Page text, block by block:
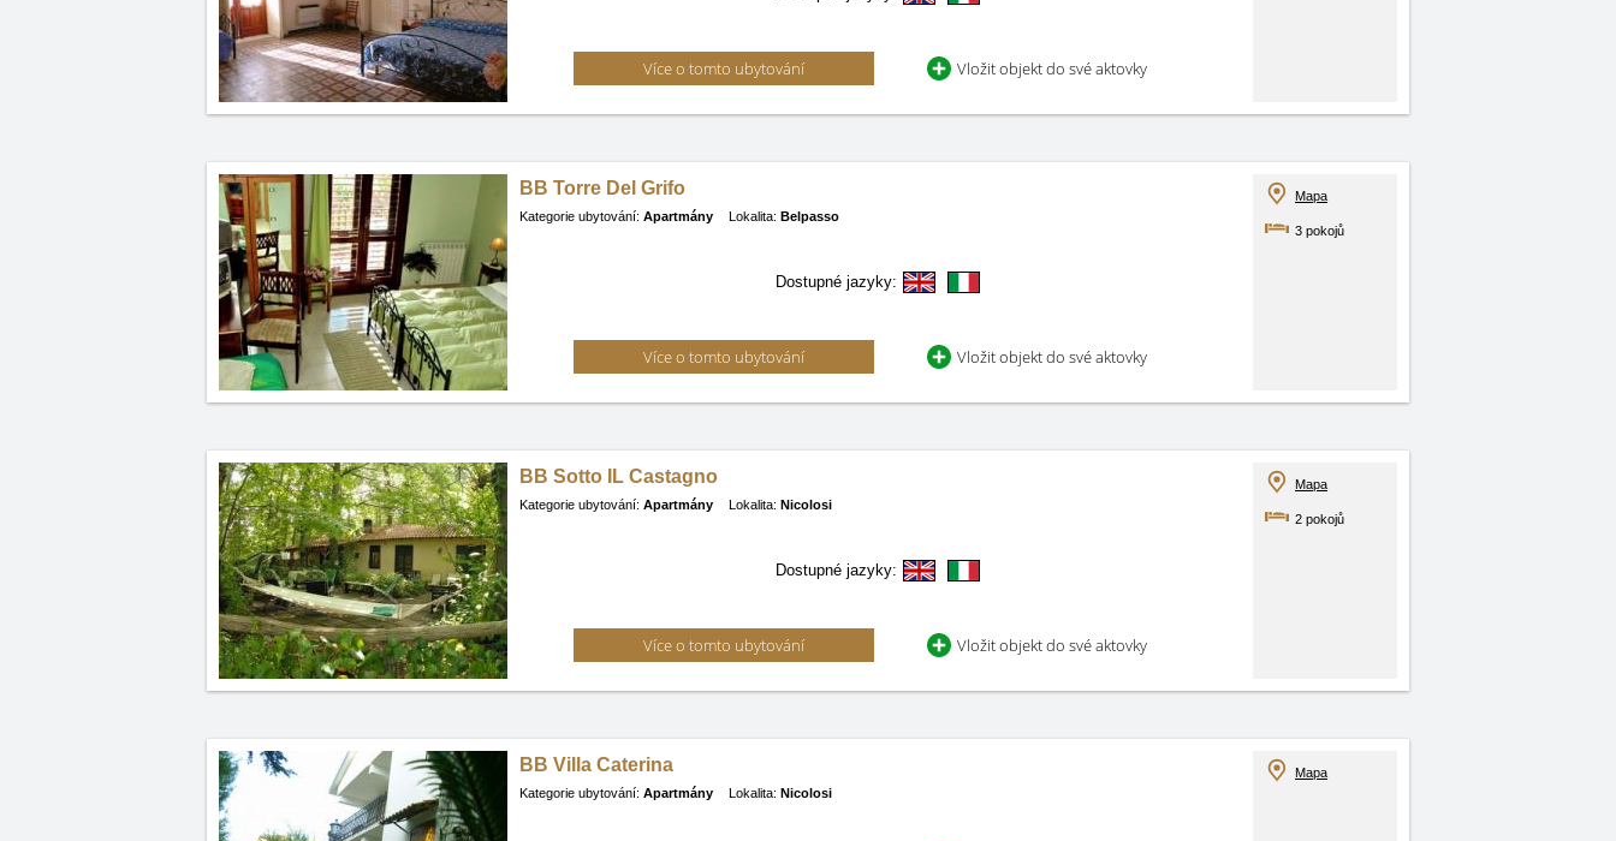
Více o tomto ubytování Vložit objekt do své aktovky
BB Torre Del Grifo
Kategorie ubytování: Apartmány Lokalita: Belpasso
Dostupné jazyky:
Více o tomto ubytování Vložit objekt do své aktovky
Mapa
3 pokojů
BB Sotto IL Castagno
Kategorie ubytování: Apartmány Lokalita: Nicolosi
Dostupné jazyky:
Více o tomto ubytování Vložit objekt do své aktovky
Mapa
2 pokojů
BB Villa Caterina
Kategorie ubytování: Apartmány Lokalita: Nicolosi
Mapa